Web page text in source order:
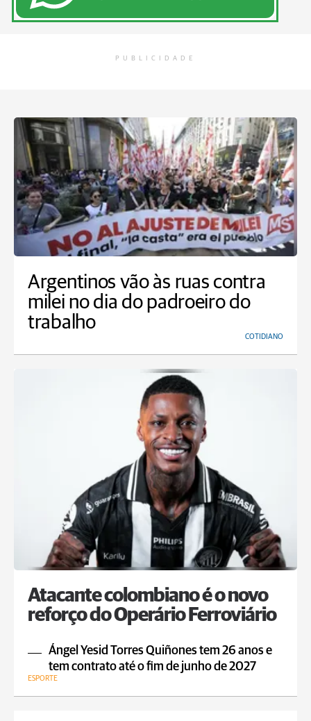
PUBLICIDADE
Argentinos vão às ruas contra
milei no dia do padroeiro do
trabalho
COTIDIANO
Atacante colombiano é o novo
reforço do Operário Ferroviário
Ángel Yesid Torres Quiñones tem 26 anos e
tem contrato até o fim de junho de 2027
ESPORTE